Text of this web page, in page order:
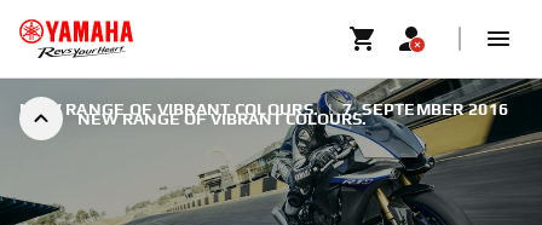
NEW RANGE OF VIBRANT COLOURS.
NEW RANGE OF VIBRANT COLOURS. | 7. SEPTEMBER 2016